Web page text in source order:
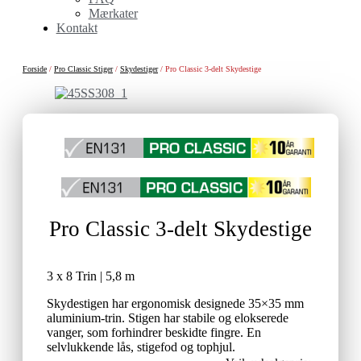
Mærkater
Kontakt
Forside / Pro Classic Stiger/ Skydestiger/ Pro Classic 3-delt Skydestige
Pro Classic 3-delt Skydestige
3 x 8 Trin | 5,8 m
Skydestigen har ergonomisk designede 35×35 mm
aluminium-trin. Stigen har stabile og elokserede
vanger, som forhindrer beskidte fingre. En
selvlukkende lås, stigefod og tophjul.